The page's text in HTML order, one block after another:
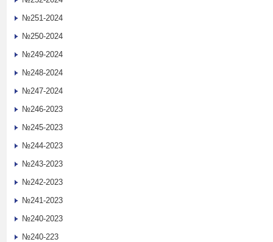
№251-2024
№250-2024
№249-2024
№248-2024
№247-2024
№246-2023
№245-2023
№244-2023
№243-2023
№242-2023
№241-2023
№240-2023
№240-223